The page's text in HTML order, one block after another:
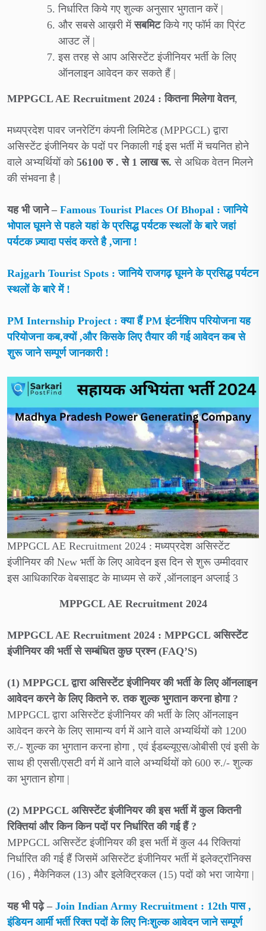
निर्धारित किये गए शुल्क अनुसार भुगतान करें |
और सबसे आख़री मेंसबमिटकिये गए फॉर्म का प्रिंट
आउट लें |
इस तरह से आप असिस्टेंट इंजीनियर भर्ती के लिए
ऑनलाइन आवेदन कर सकते हैं |
MPPGCL AE Recruitment 2024 : कितना मिलेगा वेतन,
मध्यप्रदेश पावर जनरेटिंग कंपनी लिमिटेड (MPPGCL) द्वारा
असिस्टेंट इंजीनियर के पदों पर निकाली गई इस भर्ती में चयनित होने
वाले अभ्यर्थियों को 56100 रु . से 1 लाख रू.से अधिक वेतन मिलने
की संभवना है |
यह भी जाने – Famous Tourist Places Of Bhopal : जानिये
भोपाल घूमने से पहले यहां के प्रसिद्ध पर्यटक स्थलों के बारे जहां
पर्यटक ज़्यादा पसंद करते है ,जाना !
Rajgarh Tourist Spots : जानिये राजगढ़ घूमने के प्रसिद्ध पर्यटन
स्थलों के बारे में !
PM Internship Project : क्या हैं PM इंटर्नशिप परियोजना यह
परियोजना कब,क्यों ,और किसके लिए तैयार की गई आवेदन कब से
शुरू जाने सम्पूर्ण जानकारी !
MPPGCL AE Recruitment 2024 : मध्यप्रदेश असिस्टेंट
इंजीनियर की New भर्ती के लिए आवेदन इस दिन से शुरू उम्मीदवार
इस आधिकारिक वेबसाइट के माध्यम से करें ,ऑनलाइन अप्लाई 3
MPPGCL AE Recruitment 2024
MPPGCL AE Recruitment 2024 : MPPGCL असिस्टेंट
इंजीनियर की भर्ती से सम्बंधित कुछ प्रश्न (FAQ’S)
(1) MPPGCL द्वारा असिस्टेंट इंजीनियर की भर्ती के लिए ऑनलाइन
आवेदन करने के लिए कितने रु. तक शुल्क भुगतान करना होगा ?
MPPGCL द्वारा असिस्टेंट इंजीनियर की भर्ती के लिए ऑनलाइन
आवेदन करने के लिए सामान्य वर्ग में आने वाले अभ्यर्थियों को 1200
रु./- शुल्क का भुगतान करना होगा , एवं ईडब्ल्यूएस/ओबीसी एवं इसी के
साथ ही एससी/एसटी वर्ग में आने वाले अभ्यर्थियों को 600 रु./- शुल्क
का भुगतान होगा |
(2) MPPGCL असिस्टेंट इंजीनियर की इस भर्ती में कुल कितनी
रिक्तियां और किन किन पदों पर निर्धारित की गई हैं ?
MPPGCL असिस्टेंट इंजीनियर की इस भर्ती में कुल 44 रिक्तियां
निर्धारित की गई हैं जिसमें असिस्टेंट इंजीनियर भर्ती में इलेक्ट्रॉनिक्स
(16) , मैकेनिकल (13) और इलेक्ट्रिकल (15) पदों को भरा जायेगा |
यह भी पढ़े – Join Indian Army Recruitment : 12th पास ,
इंडियन आर्मी भर्ती रिक्त पदों के लिए निःशुल्क आवेदन जाने सम्पूर्ण